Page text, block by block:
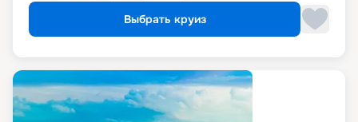
Выбрать круиз